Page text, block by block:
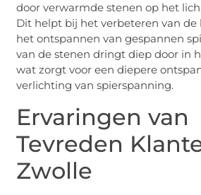
door verwarmde stenen op het
Dit helpt bij het verbeteren van de
het ontspannen van gespannen
van de stenen dringt diep door in
wat zorgt voor een diepere
verlichting van spierspanning.
Ervaringen van
Tevreden
Zwolle